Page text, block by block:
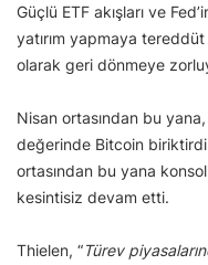
Güçlü ETF akışları ve
yatırım yapmaya
olarak geri dönmeye
Nisan ortasından bu
değerinde Bitcoin biriktirdi
ortasından bu yana
kesintisiz devam etti.
Thielen, “Türev